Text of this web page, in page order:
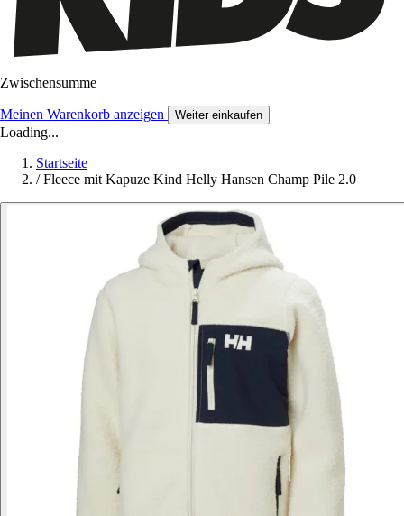
Zwischensumme
Meinen Warenkorb anzeigen Weiter einkaufen
Loading...
Startseite
/ Fleece mit Kapuze Kind Helly Hansen Champ Pile 2.0